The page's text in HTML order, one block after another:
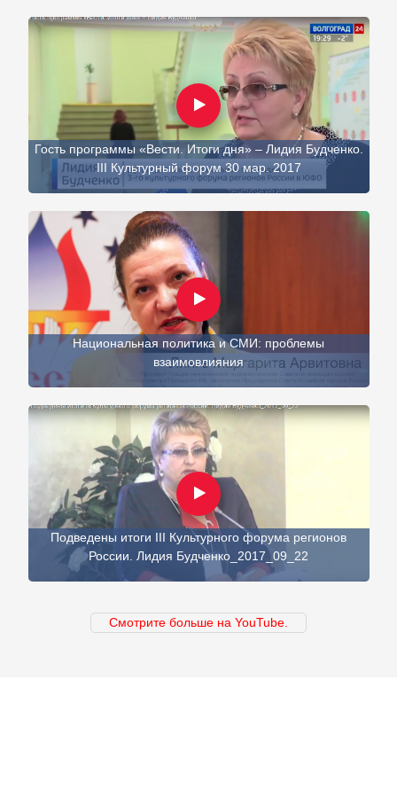
Гость программы «Вести. Итоги дня» – Лидия Будченко.
III Культурный форум 30 мар. 2017
Национальная политика и СМИ: проблемы
взаимовлияния
Подведены итоги III Культурного форума регионов
России. Лидия Будченко_2017_09_22
Смотрите больше на YouTube.